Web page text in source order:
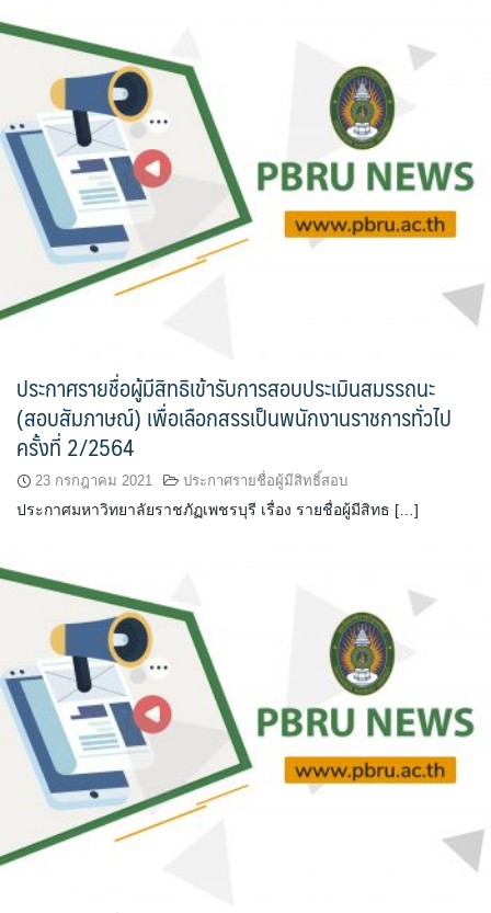
ประกาศรายชื่อผู้มีสิทธิเข้ารับการสอบประเมินสมรรถนะ
(สอบสัมภาษณ์) เพื่อเลือกสรรเป็นพนักงานราชการทั่วไป
ครั้งที่ 2/2564
23 กรกฎาคม 2021 ประกาศรายชื่อผู้มีสิทธิ์สอบ
ประกาศมหาวิทยาลัยราชภัฏเพชรบุรี เรื่อง รายชื่อผู้มีสิทธ […]